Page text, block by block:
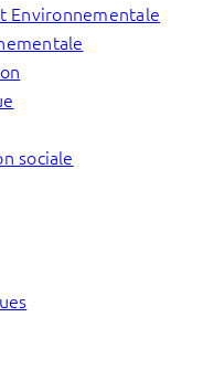
Environnementale
sociale